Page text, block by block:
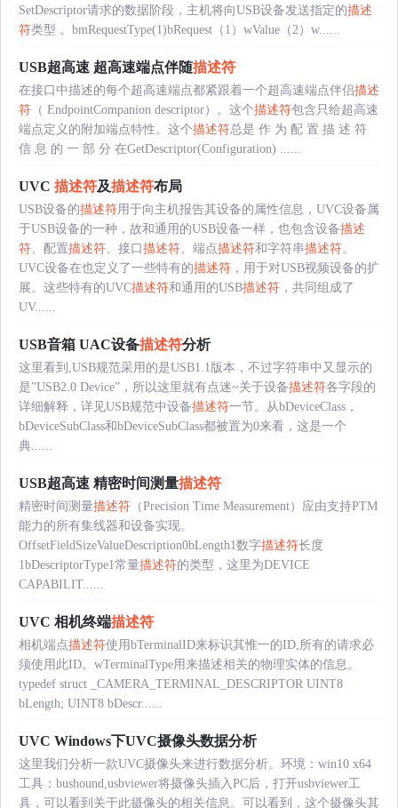
SetDescriptor请求的数据阶段，主机将向USB设备发送指定的描述
符类型 。bmRequestType(1)bRequest（1）wValue（2）w......
USB超高速 超高速端点伴随描述符
在接口中描述的每个超高速端点都紧跟着一个超高速端点伴侣描述
符 （ EndpointCompanion descriptor）。这个描述符包含只给超高速
端点定义的附加端点特性。这个描述符总是 作 为 配 置 描 述 符
信 息 的 一 部 分 在GetDescriptor(Configuration) ......
UVC 描述符及描述符布局
USB设备的描述符用于向主机报告其设备的属性信息，UVC设备属
于USB设备的一种，故和通用的USB设备一样，也包含设备描述
符、配置描述符、接口 描述符、端点描述符和字符串描述符。
UVC设备在也定义了一些特有的描述符 ，用于对USB视频设备的扩
展。这些特有的UVC描述符和通用的USB描述符 ，共同组成了
UV......
USB音箱 UAC设备描述符分析
这里看到,USB规范采用的是USB1.1版本，不过字符串中又显示的
是”USB2.0 Device”，所以这里就有点迷~关于设备描述符各字段的
详细解释，详见USB规范中设备描述符一节。从bDeviceClass，
bDeviceSubClass和bDeviceSubClass都被置为0来看，这是一个
典......
USB超高速 精密时间测量描述符
精密时间测量描述符 （Precision Time Measurement）应由支持PTM
能力的所有集线器和设备实现。
OffsetFieldSizeValueDescription0bLength1数字描述符长度
1bDescriptorType1常量描述符的类型，这里为DEVICE
CAPABILIT......
UVC 相机终端描述符
相机端点描述符使用bTerminalID来标识其惟一的ID,所有的请求必
须使用此ID。wTerminalType用来描述相关的物理实体的信息。
typedef struct _CAMERA_TERMINAL_DESCRIPTOR UINT8
bLength; UINT8 bDescr......
UVC Windows下UVC摄像头数据分析
这里我们分析一款UVC摄像头来进行数据分析。环境：win10 x64
工具：bushound,usbviewer将摄像头插入PC后，打开usbviewer工
具，可以看到关于此摄像头的相关信息。可以看到，这个摄像头其